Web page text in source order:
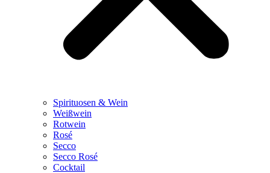
Spirituosen & Wein
Weißwein
Rotwein
Rosé
Secco
Secco Rosé
Cocktail